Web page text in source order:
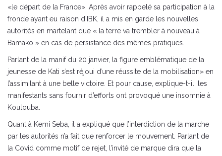
«le départ de la France». Après avoir rappelé sa participation à la
fronde ayant eu raison d’IBK, il a mis en garde les nouvelles
autorités en martelant que « la terre va trembler à nouveau à
Bamako » en cas de persistance des mêmes pratiques.
Parlant de la manif du 20 janvier, la figure emblématique de la
jeunesse de Kati s’est réjoui d’une réussite de la mobilisation» en
l’assimilant à une belle victoire. Et pour cause, explique-t-il, les
manifestants sans fournir d’efforts ont provoqué une insomnie à
Koulouba.
Quant à Kemi Seba, il a expliqué que l’interdiction de la marche
par les autorités n’a fait que renforcer le mouvement. Parlant de
la Covid comme motif de rejet, l’invité de marque dira que la